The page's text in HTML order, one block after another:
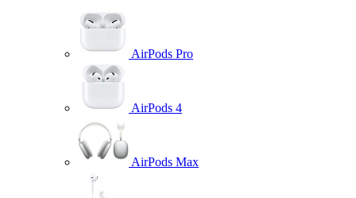
AirPods Pro
AirPods 4
AirPods Max